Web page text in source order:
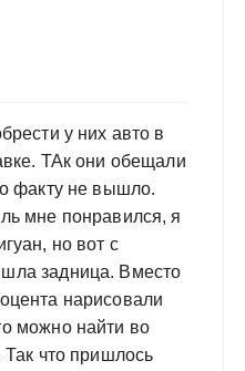
у них авто в
ТАк они обещали
факту не вышло.
мне понравился, я
но вот с
задница. Вместо
нарисовали
можно найти во
Так что пришлось